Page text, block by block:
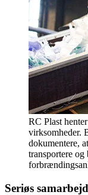
RC Plast
virksomheder.
dokumentere,
transportere
Seriøs